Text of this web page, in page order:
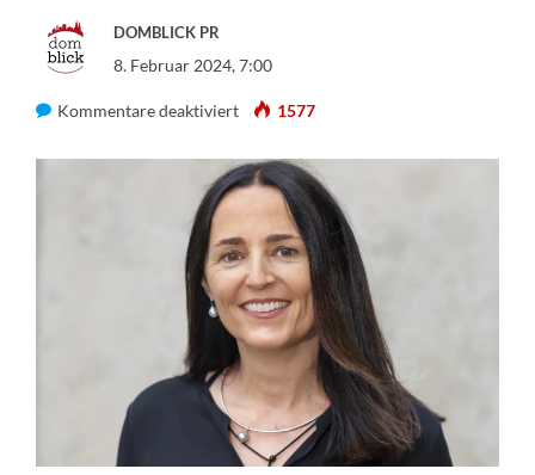
DOMBLICK PR
8. Februar 2024, 7:00
Kommentare deaktiviertfür
Ein
zweites
Jahrzehnt
zur
Stärkung
des
Netzwerks
1577